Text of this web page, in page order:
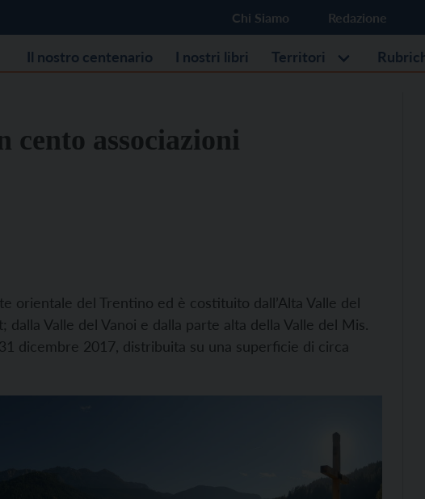
Chi Siamo Redazione
Il nostro centenario I nostri libri Territori
cento associazioni
orientale del Trentino ed è costituito dall’Alta Valle del
dalla Valle del Vanoi e dalla parte alta della Valle del Mis.
dicembre 2017, distribuita su una superficie di circa